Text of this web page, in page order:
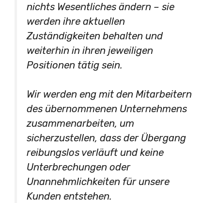
nichts Wesentliches ändern – sie
werden ihre aktuellen
Zuständigkeiten behalten und
weiterhin in ihren jeweiligen
Positionen tätig sein.
Wir werden eng mit den Mitarbeitern
des übernommenen Unternehmens
zusammenarbeiten, um
sicherzustellen, dass der Übergang
reibungslos verläuft und keine
Unterbrechungen oder
Unannehmlichkeiten für unsere
Kunden entstehen.